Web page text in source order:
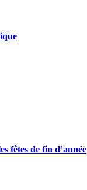
fêtes de fin d’année